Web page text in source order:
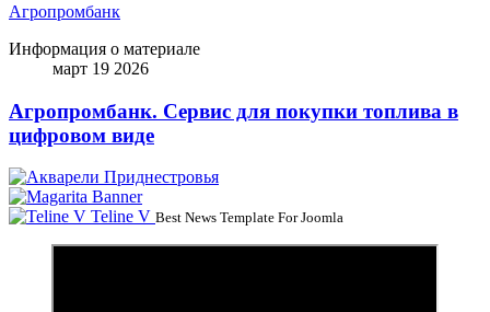
Агропромбанк
Информация о материале
март 19 2026
Агропромбанк. Сервис для покупки топлива в
цифровом виде
Teline V Best News Template For Joomla